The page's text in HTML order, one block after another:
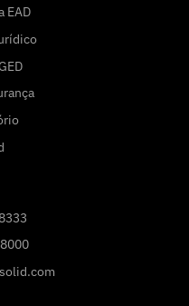
EAD